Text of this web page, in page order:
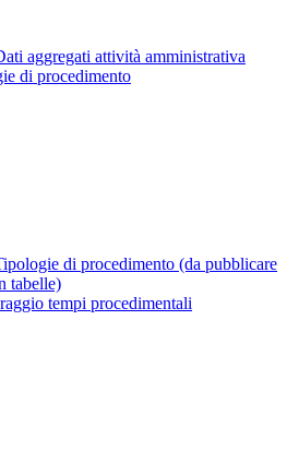
aggregati attività amministrativa
di procedimento
di procedimento (da pubblicare
tabelle)
tempi procedimentali